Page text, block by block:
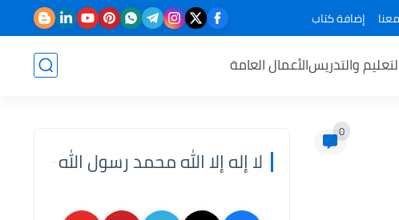
إضافة كتاب
والتدريسالأعمال العامة
0
لا إله إلا الله محمد رسول الله